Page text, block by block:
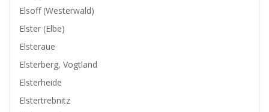
Elsoff (Westerwald)
Elster (Elbe)
Elsteraue
Elsterberg, Vogtland
Elsterheide
Elstertrebnitz